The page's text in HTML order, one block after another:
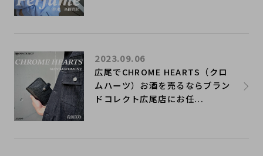
広尾でCHROME HEARTS（クロ
ムハーツ）お酒を売るならブラン
ドコレクト広尾店にお任...
2023.09.06